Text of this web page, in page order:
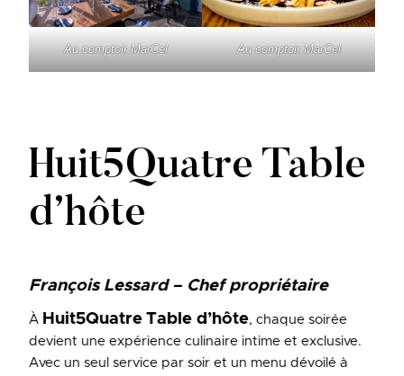
Au comptoir MarCel Au comptoir MarCel
Huit5Quatre Table
d’hôte
François Lessard – Chef propriétaire
À Huit5Quatre Table d’hôte, chaque soirée
devient une expérience culinaire intime et exclusive.
Avec un seul service par soir et un menu dévoilé à